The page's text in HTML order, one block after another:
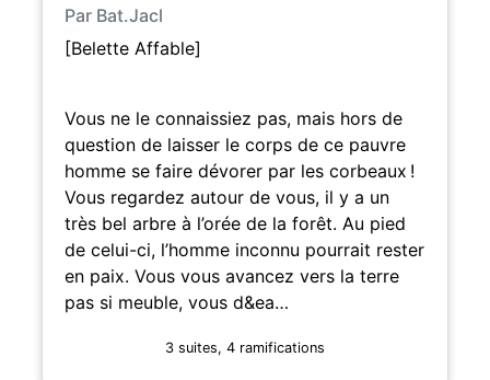
Par Bat.Jacl
[Belette Affable]
Vous ne le connaissiez pas, mais hors de
question de laisser le corps de ce pauvre
homme se faire dévorer par les corbeaux !
Vous regardez autour de vous, il y a un
très bel arbre à l’orée de la forêt. Au pied
de celui-ci, l’homme inconnu pourrait rester
en paix. Vous vous avancez vers la terre
pas si meuble, vous d&ea…
3 suites, 4 ramifications